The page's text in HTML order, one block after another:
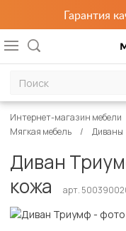
Гарантия
Интернет-магазин мебели
Мягкая мебель
Диваны
Диван
кожа
арт.